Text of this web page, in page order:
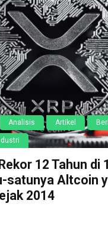
Analisis Artikel
12 Tahun di
satunya Altcoin
2014